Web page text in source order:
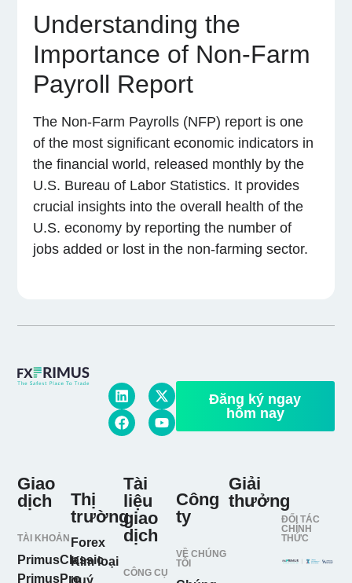
Understanding the
Importance of Non-Farm
Payroll Report
The Non-Farm Payrolls (NFP) report is one
of the most significant economic indicators in
the financial world, released monthly by the
U.S. Bureau of Labor Statistics. It provides
crucial insights into the overall health of the
U.S. economy by reporting the number of
jobs added or lost in the non-farming sector.
Đăng ký ngay
hôm nay
Giao
dịch
TÀI KHOẢN
PrimusClassic
PrimusPro
Thị
trường
Forex
Kim loại
quý
Tài
liệu
giao
dịch
CÔNG CỤ
Công
ty
VỀ CHÚNG
TÔI
Giải
thưởng
ĐỐI TÁC
CHÍNH
THỨC